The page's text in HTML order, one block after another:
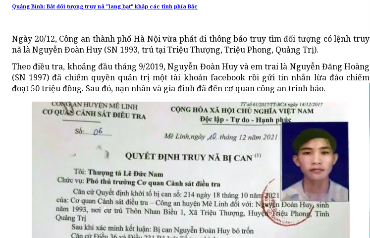
Quảng Bình: Bắt đối tượng truy nã "lang bạt" khắp các tỉnh phía Bắc
Ngày 20/12, Công an thành phố Hà Nội vừa phát đi thông báo truy tìm đối tượng có lệnh truy
nã là Nguyễn Đoàn Huy (SN 1993, trú tại Triệu Thượng, Triệu Phong, Quảng Trị).
Theo điều tra, khoảng đầu tháng 9/2019, Nguyễn Đoàn Huy và em trai là Nguyễn Đăng Hoàng
(SN 1997) đã chiếm quyền quản trị một tài khoản facebook rồi gửi tin nhắn lừa đảo chiếm
đoạt 50 triệu đồng. Sau đó, nạn nhân và gia đình đã đến cơ quan công an trình báo.